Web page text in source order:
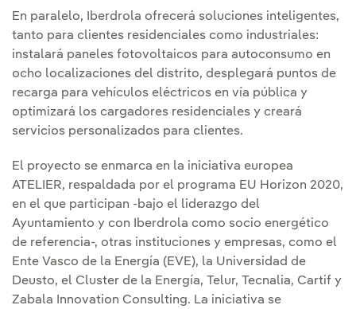
En paralelo, Iberdrola ofrecerá soluciones inteligentes,
tanto para clientes residenciales como industriales:
instalará paneles fotovoltaicos para autoconsumo en
ocho localizaciones del distrito, desplegará puntos de
recarga para vehículos eléctricos en vía pública y
optimizará los cargadores residenciales y creará
servicios personalizados para clientes.
El proyecto se enmarca en la iniciativa europea
ATELIER, respaldada por el programa EU Horizon 2020,
en el que participan -bajo el liderazgo del
Ayuntamiento y con Iberdrola como socio energético
de referencia-, otras instituciones y empresas, como el
Ente Vasco de la Energía (EVE), la Universidad de
Deusto, el Cluster de la Energía, Telur, Tecnalia, Cartif y
Zabala Innovation Consulting. La iniciativa se